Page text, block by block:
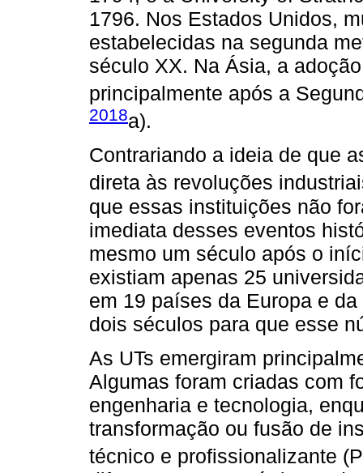
1796. Nos Estados Unidos,
estabelecidas na segunda
século XX. Na Ásia, a
principalmente após a
2018a).
Contrariando a ideia de que
direta às revoluções
que essas instituições não
imediata desses eventos
mesmo um século após o
existiam apenas 25
em 19 países da Europa e
dois séculos para que esse
As UTs emergiram
Algumas foram criadas com
engenharia e tecnologia,
transformação ou fusão de
técnico e profissionalizante